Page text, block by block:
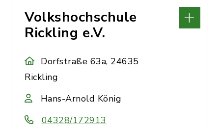
Volkshochschule
Rickling e.V.
Dorfstraße 63a, 24635
Rickling
Hans-Arnold König
04328/172913